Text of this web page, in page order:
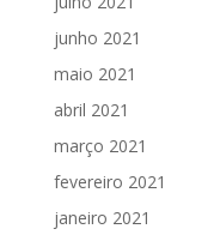
junho 2021
maio 2021
abril 2021
março 2021
fevereiro 2021
janeiro 2021